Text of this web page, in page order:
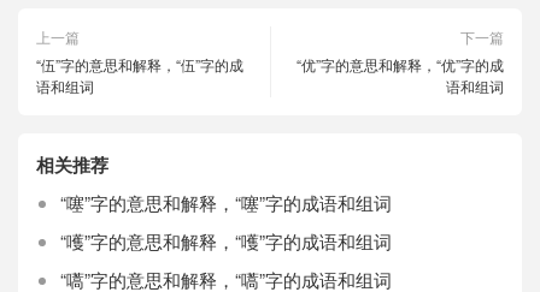
上一篇
“伍”字的意思和解释，“伍”字的成
语和组词
下一篇
“优”字的意思和解释，“优”字的成
语和组词
相关推荐
“噻”字的意思和解释，“噻”字的成语和组词
“嚄”字的意思和解释，“嚄”字的成语和组词
“嚆”字的意思和解释，“嚆”字的成语和组词